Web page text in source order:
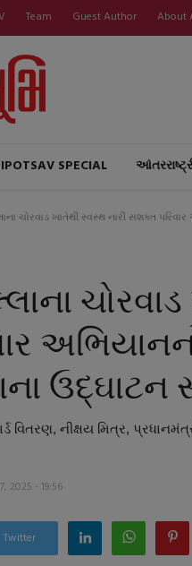
Team Guest Author About
SPECIAL
ચોરવાડ ખાતેથી સ્વસ્થ નારી સશક્ત
ઉદ્ઘાટન
વિતરણ, નીક્ષય મિત્ર,
2025 - 19:56
Twitter